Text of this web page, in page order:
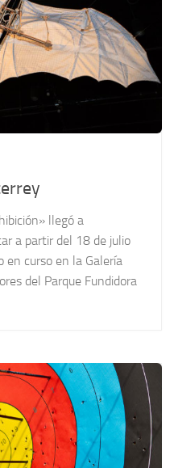
llegó a
a partir del 18 de julio
curso en la Galería
del Parque Fundidora